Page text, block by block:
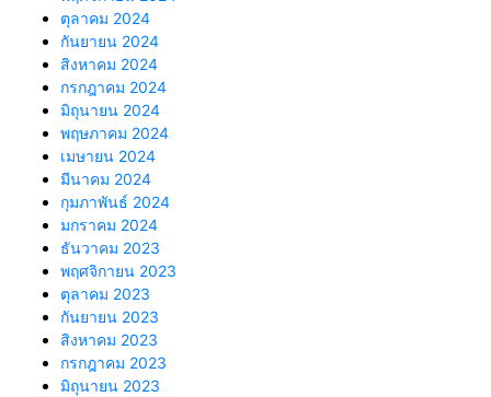
ตุลาคม 2024
กันยายน 2024
สิงหาคม 2024
กรกฎาคม 2024
มิถุนายน 2024
พฤษภาคม 2024
เมษายน 2024
มีนาคม 2024
กุมภาพันธ์ 2024
มกราคม 2024
ธันวาคม 2023
พฤศจิกายน 2023
ตุลาคม 2023
กันยายน 2023
สิงหาคม 2023
กรกฎาคม 2023
มิถุนายน 2023